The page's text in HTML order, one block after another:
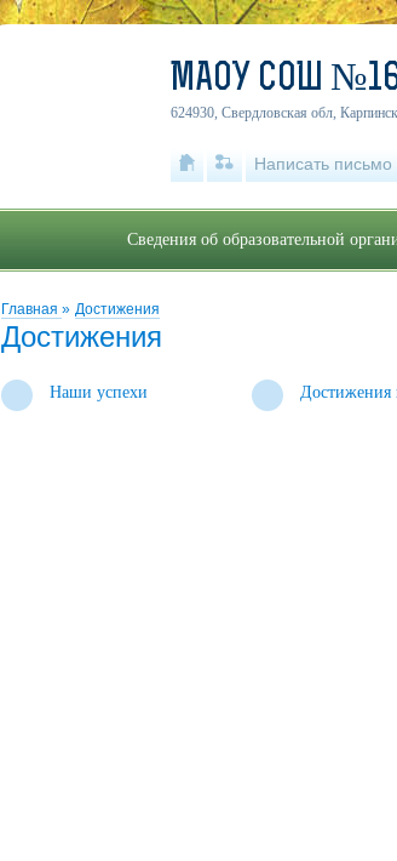
Главная » Достижения
Достижения
Наши успехи Достижения
МАОУ СОШ
624930, Свердловская обл,
Написать письмо
Сведения об образовательной